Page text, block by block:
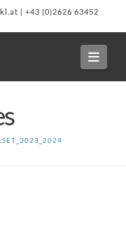
| +43 (0)2626 63452